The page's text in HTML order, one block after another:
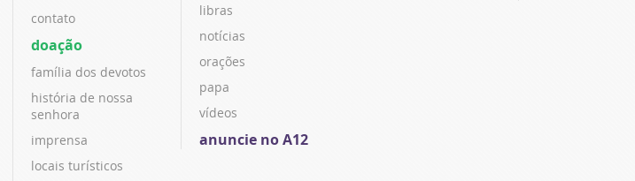
contato
doação
família dos devotos
história de nossa
senhora
imprensa
locais turísticos
libras
notícias
orações
papa
vídeos
anuncie no A12